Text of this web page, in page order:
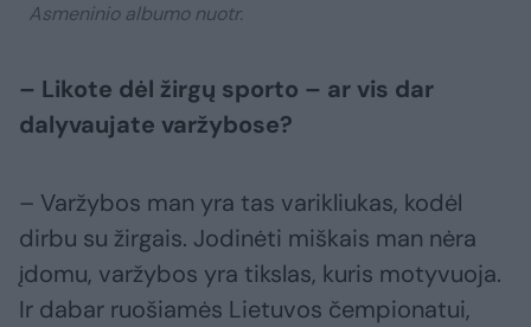
Asmeninio albumo nuotr.
– Likote dėl žirgų sporto – ar vis dar
dalyvaujate varžybose?
– Varžybos man yra tas varikliukas, kodėl
dirbu su žirgais. Jodinėti miškais man nėra
įdomu, varžybos yra tikslas, kuris motyvuoja.
Ir dabar ruošiamės Lietuvos čempionatui,